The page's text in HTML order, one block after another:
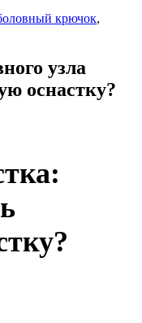
крючок,
узла
оснастку?